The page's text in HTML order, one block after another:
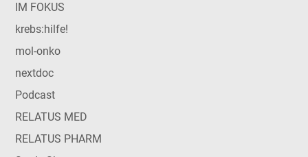
IM FOKUS
krebs:hilfe!
mol-onko
nextdoc
Podcast
RELATUS MED
RELATUS PHARM